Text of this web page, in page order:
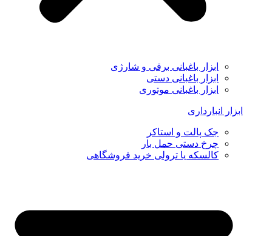
ابزار باغبانی برقی و شارژی
ابزار باغبانی دستی
ابزار باغبانی موتوری
ابزار انبارداری
جک پالت و استاکر
چرخ دستی حمل بار
کالسکه یا ترولی خرید فروشگاهی